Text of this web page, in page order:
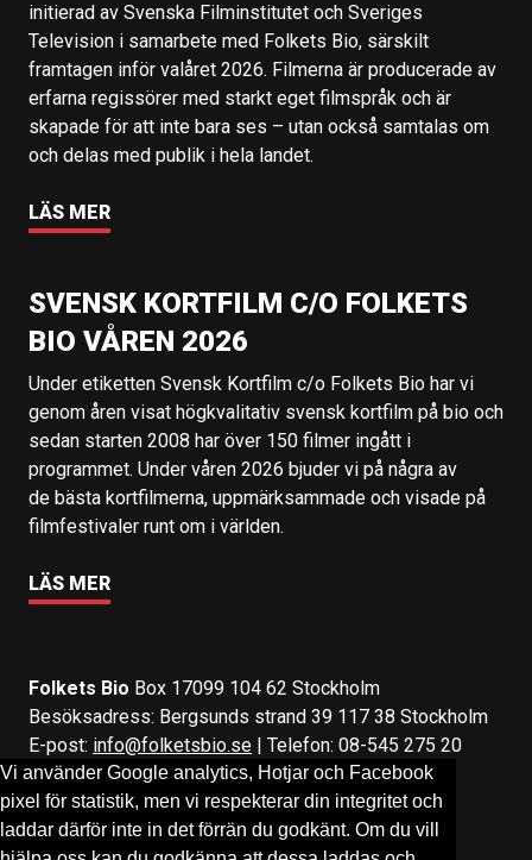
Vi använder Google analytics, Hotjar och Facebook
pixel för statistik, men vi respekterar din integritet och
laddar därför inte in det förrän du godkänt. Om du vill
initierad av Svenska Filminstitutet och Sveriges
Television i samarbete med Folkets Bio, särskilt
framtagen inför valåret 2026. Filmerna är producerade av
erfarna regissörer med starkt eget filmspråk och är
skapade för att inte bara ses – utan också samtalas om
och delas med publik i hela landet.
LÄS MER
SVENSK KORTFILM C/O FOLKETS
BIO VÅREN 2026
Under etiketten Svensk Kortfilm c/o Folkets Bio har vi
genom åren visat högkvalitativ svensk kortfilm på bio och
sedan starten 2008 har över 150 filmer ingått i
programmet. Under våren 2026 bjuder vi på några av
de bästa kortfilmerna, uppmärksammade och visade på
filmfestivaler runt om i världen.
LÄS MER
Folkets Bio Box 17099 104 62 Stockholm
Besöksadress: Bergsunds strand 39 117 38 Stockholm
E-post: info@folketsbio.se | Telefon: 08-545 275 20
Följ oss på:Facebook&Instagram